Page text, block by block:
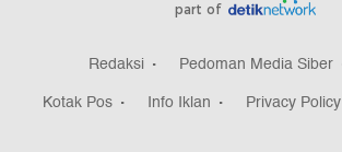
part of
Redaksi Pedoman Media Siber
Kotak Pos
Info Iklan Privacy Policy